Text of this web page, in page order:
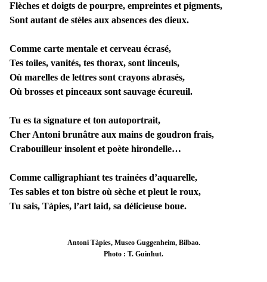
Flèches et doigts de pourpre, empreintes et pigments,
Sont autant de stèles aux absences des dieux.
Comme carte mentale et cerveau écrasé,
Tes toiles, vanités, tes thorax, sont linceuls,
Où marelles de lettres sont crayons abrasés,
Où brosses et pinceaux sont sauvage écureuil.
Tu es ta signature et ton autoportrait,
Cher Antoni brunâtre aux mains de goudron frais,
Crabouilleur insolent et poète hirondelle…
Comme calligraphiant tes trainées d’aquarelle,
Tes sables et ton bistre où sèche et pleut le roux,
Tu sais, Tàpies, l’art laid, sa délicieuse boue.
Antoni Tàpies, Museo Guggenheim, Bilbao.
Photo : T. Guinhut.